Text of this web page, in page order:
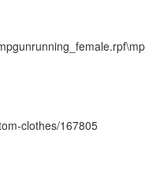
clothes/167805